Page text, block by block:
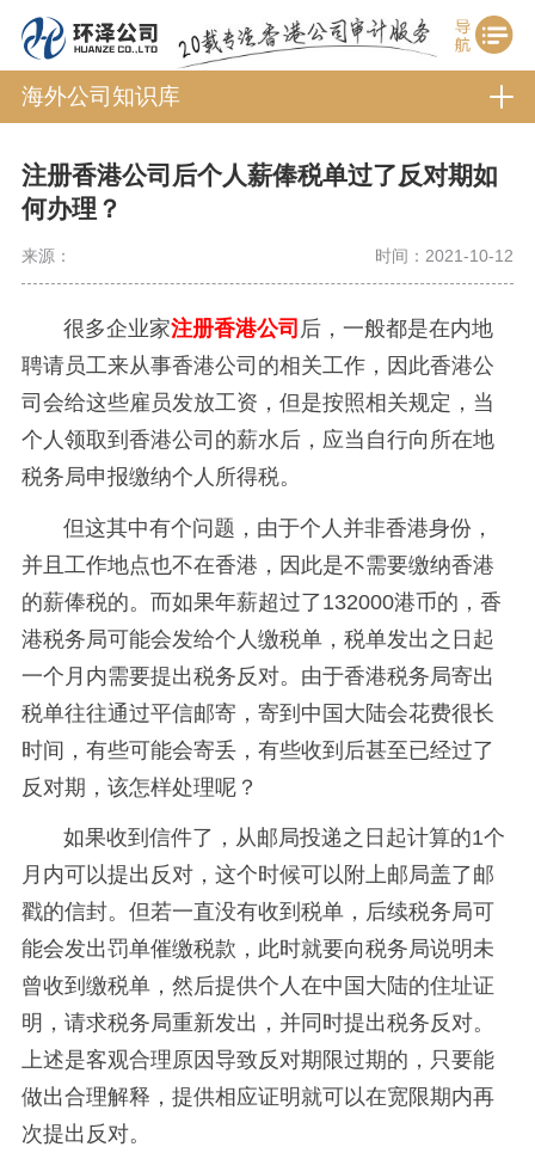
海外公司知识库
注册香港公司后个人薪俸税单过了反对期如
何办理？
来源： 时间：2021-10-12
很多企业家注册香港公司 后，一般都是在内地
聘请员工来从事香港公司的相关工作，因此香港公
司会给这些雇员发放工资，但是按照相关规定，当
个人领取到香港公司的薪水后，应当自行向所在地
税务局申报缴纳个人所得税。
但这其中有个问题，由于个人并非香港身份，
并且工作地点也不在香港，因此是不需要缴纳香港
的薪俸税的。而如果年薪超过了132000港币的，香
港税务局可能会发给个人缴税单，税单发出之日起
一个月内需要提出税务反对。由于香港税务局寄出
税单往往通过平信邮寄，寄到中国大陆会花费很长
时间，有些可能会寄丢，有些收到后甚至已经过了
反对期，该怎样处理呢？
如果收到信件了，从邮局投递之日起计算的1个
月内可以提出反对，这个时候可以附上邮局盖了邮
戳的信封。 但若一直没有收到税单，后续税务局可
能会发出罚单催缴税款，此时就要向税务局说明未
曾收到缴税单，然后提供个人在中国大陆的住址证
明，请求税务局重新发出，并同时提出税务反对。
上述是客观合理原因导致反对期限过期的，只要能
做出合理解释，提供相应证明就可以在宽限期内再
次提出反对。